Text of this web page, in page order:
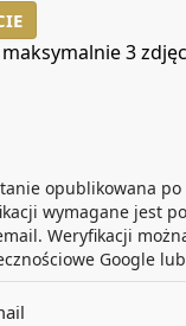
maksymalnie 3
opublikowana
wymagane jest
Weryfikacji
Google